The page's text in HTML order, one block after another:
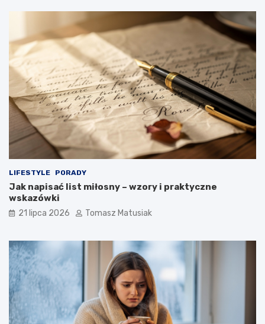
LIFESTYLE PORADY
Jak napisać list miłosny – wzory i praktyczne
wskazówki
21 lipca 2026 Tomasz Matusiak